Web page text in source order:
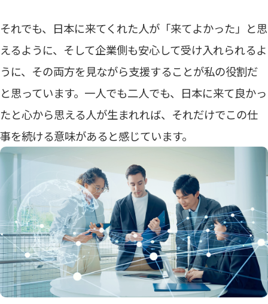
それでも、日本に来てくれた人が「来てよかった」と思
えるように、そして企業側も安心して受け入れられるよ
うに、その両方を見ながら支援することが私の役割だ
と思っています。一人でも二人でも、日本に来て良かっ
たと心から思える人が生まれれば、それだけでこの仕
事を続ける意味があると感じています。